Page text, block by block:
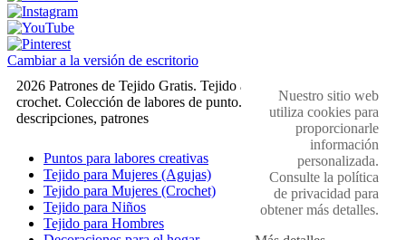
Cambiar a la versión de escritorio
2026 Patrones de Tejido Gratis. Tejido a dos agujas y
crochet. Colección de labores de punto. Muestras,
descripciones, patrones
Puntos para labores creativas
Tejido para Mujeres (Agujas)
Tejido para Mujeres (Crochet)
Tejido para Niños
Tejido para Hombres
Nuestro sitio web
utiliza cookies para
proporcionarle
información
personalizada.
Consulte la política
de privacidad para
obtener más detalles.